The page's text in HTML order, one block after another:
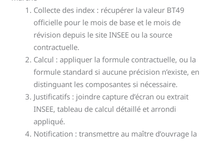
Collecte des index : récupérer la valeur BT49
officielle pour le mois de base et le mois de
révision depuis le site INSEE ou la source
contractuelle.
Calcul : appliquer la formule contractuelle, ou la
formule standard si aucune précision n’existe, en
distinguant les composantes si nécessaire.
Justificatifs : joindre capture d’écran ou extrait
INSEE, tableau de calcul détaillé et arrondi
appliqué.
Notification : transmettre au maître d’ouvrage la